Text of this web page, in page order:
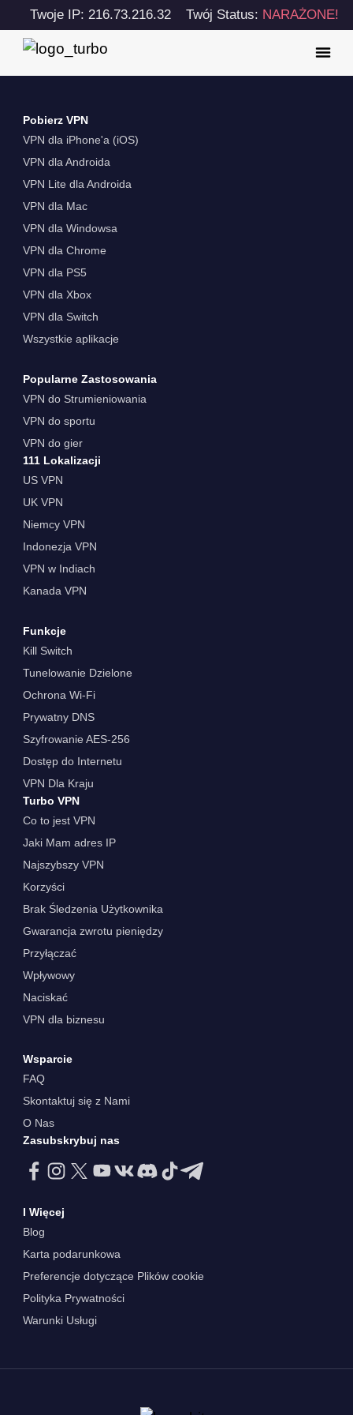
Twoje IP: 216.73.216.32 Twój Status: NARAŻONE!
Pobierz VPN
VPN dla iPhone'a (iOS)
VPN dla Androida
VPN Lite dla Androida
VPN dla Mac
VPN dla Windowsa
VPN dla Chrome
VPN dla PS5
VPN dla Xbox
VPN dla Switch
Wszystkie aplikacje
Popularne Zastosowania
VPN do Strumieniowania
VPN do sportu
VPN do gier
111 Lokalizacji
US VPN
UK VPN
Niemcy VPN
Indonezja VPN
VPN w Indiach
Kanada VPN
Funkcje
Kill Switch
Tunelowanie Dzielone
Ochrona Wi-Fi
Prywatny DNS
Szyfrowanie AES-256
Dostęp do Internetu
VPN Dla Kraju
Turbo VPN
Co to jest VPN
Jaki Mam adres IP
Najszybszy VPN
Korzyści
Brak Śledzenia Użytkownika
Gwarancja zwrotu pieniędzy
Przyłączać
Wpływowy
Naciskać
VPN dla biznesu
Wsparcie
FAQ
Skontaktuj się z Nami
O Nas
Zasubskrybuj nas
I Więcej
Blog
Karta podarunkowa
Preferencje dotyczące Plików cookie
Polityka Prywatności
Warunki Usługi